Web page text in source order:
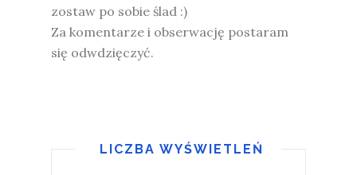
zostaw po sobie ślad :)
Za komentarze i obserwację postaram
się odwdzięczyć.
LICZBA WYŚWIETLEŃ